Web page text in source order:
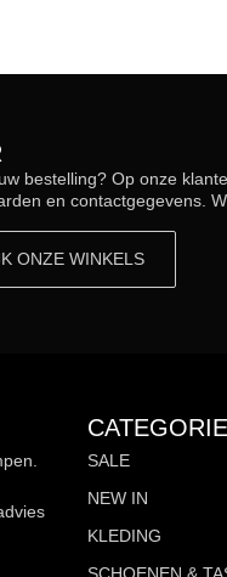
bestelling? Op onze
en contactgegevens.
ONZE WINKELS
SALE
NEW IN
KLEDING